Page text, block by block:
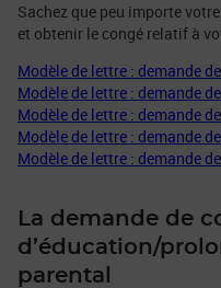
Sachez que peu importe
et obtenir le congé relatif à
Modèle de lettre : demande
Modèle de lettre : demande
Modèle de lettre : demande
Modèle de lettre : demande
Modèle de lettre : demande
La demande de
d’éducation/
parental